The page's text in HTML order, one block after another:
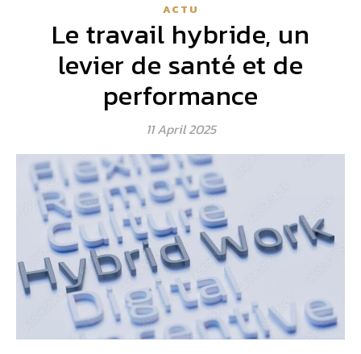
ACTU
Le travail hybride, un
levier de santé et de
performance
11 April 2025